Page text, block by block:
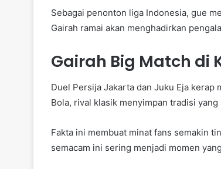
Sebagai penonton liga Indonesia, gue
Gairah ramai akan menghadirkan
Gairah Big Match di
Duel Persija Jakarta dan Juku Eja
Bola, rival klasik menyimpan tradisi yang
Fakta ini membuat minat fans semakin
semacam ini sering menjadi momen